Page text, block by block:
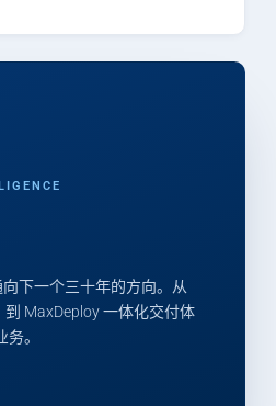
下一个三十年的方向。从
MaxDeploy 一体化交付体
。